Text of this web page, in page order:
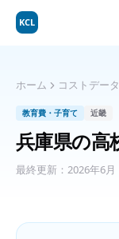
KCL
ホーム コストデータ
教育費・子育て 近畿
兵庫県の高
最終更新： 2026年6月